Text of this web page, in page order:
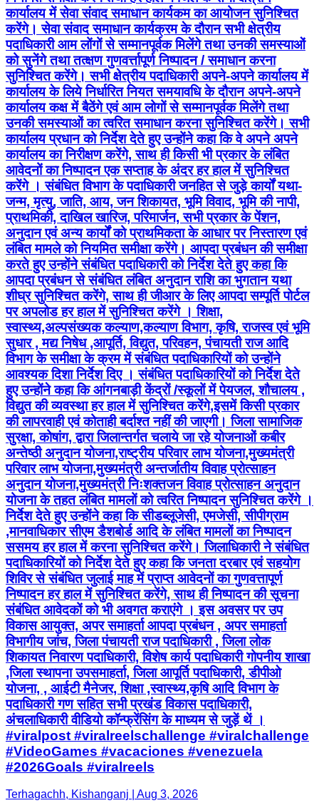
कार्यालय में सेवा संवाद समाधान कार्यकम का आयोजन सुनिश्चित
करेंगे। सेवा संवाद समाधान कार्यक्रम के दौरान सभी क्षेत्रीय
पदाधिकारी आम लोंगों से सम्मानपूर्वक मिलेंगे तथा उनकी समस्याओं
को सुनेंगे तथा तत्क्षण गुणवर्त्तापूर्ण निष्पादन / समाधान करना
सुनिश्चित करेंगे। सभी क्षेत्रीय पदाधिकारी अपने-अपने कार्यालय में
कार्यालय के लिये निर्धारित नियत समयावधि के दौरान अपने-अपने
कार्यालय कक्ष में बैठेंगे एवं आम लोगों से सम्मानपूर्वक मिलेंगे तथा
उनकी समस्याओं का त्वरित समाधान करना सुनिश्चित करेंगे। सभी
कार्यालय प्रधान को निर्देश देते हुए उन्होंने कहा कि वे अपने अपने
कार्यालय का निरीक्षण करेंगे, साथ ही किसी भी प्रकार के लंबित
आवेदनों का निष्पादन एक सप्ताह के अंदर हर हाल में सुनिश्चित
करेंगे । संबंधित विभाग के पदाधिकारी जनहित से जुड़े कार्यों यथा-
जन्म, मृत्यु, जाति, आय, जन शिकायत, भूमि विवाद, भूमि की नापी,
प्राथमिकी, दाखिल खारिज, परिमार्जन, सभी प्रकार के पेंशन,
अनुदान एवं अन्य कार्यों को प्राथमिकता के आधार पर निस्तारण एवं
लंबित मामले को नियमित समीक्षा करेंगे। आपदा प्रबंधन की समीक्षा
करते हुए उन्होंने संबंधित पदाधिकारी को निर्देश देते हुए कहा कि
आपदा प्रबंधन से संबंधित लंबित अनुदान राशि का भुगतान यथा
शीघ्र सुनिश्चित करेंगे, साथ ही जीआर के लिए आपदा सम्पूर्ति पोर्टल
पर अपलोड हर हाल में सुनिश्चित करेंगे । शिक्षा,
स्वास्थ्य,अल्पसंख्यक कल्याण,कल्याण विभाग, कृषि, राजस्व एवं भूमि
सुधार , मद्य निषेध ,आपूर्ति, विद्युत, परिवहन, पंचायती राज आदि
विभाग के समीक्षा के क्रम में संबंधित पदाधिकारियों को उन्होंने
आवश्यक दिशा निर्देश दिए । संबंधित पदाधिकारियों को निर्देश देते
हुए उन्होंने कहा कि आंगनबाड़ी केंद्रों /स्कूलों में पेयजल, शौचालय ,
विद्युत की व्यवस्था हर हाल में सुनिश्चित करेंगे,इसमें किसी प्रकार
की लापरवाही एवं कोताही बर्दाश्त नहीं की जाएगी। जिला सामाजिक
सुरक्षा, कोषांग, द्वारा जिलान्तर्गत चलाये जा रहे योजनाओं कबीर
अन्तेष्ठी अनुदान योजना,राष्ट्रीय परिवार लाभ योजना,मुख्यमंत्री
परिवार लाभ योजना,मुख्यमंत्री अन्तर्जातीय विवाह प्रोत्साहन
अनुदान योजना,मुख्यमंत्री निःशक्तजन विवाह प्रोत्साहन अनुदान
योजना के तहत लंबित मामलों को त्वरित निष्पादन सुनिश्चित करेंगे ।
निर्देश देते हुए उन्होंने कहा कि सीडब्लूजेसी, एमजेसी, सीपीग्राम
,मानवाधिकार सीएम डैशबोर्ड आदि के लंबित मामलों का निष्पादन
ससमय हर हाल में करना सुनिश्चित करेंगे। जिलाधिकारी ने संबंधित
पदाधिकारियों को निर्देश देते हुए कहा कि जनता दरबार एवं सहयोग
शिविर से संबंधित जुलाई माह में प्राप्त आवेदनों का गुणवत्तापूर्ण
निष्पादन हर हाल में सुनिश्चित करेंगे, साथ ही निष्पादन की सूचना
संबंधित आवेदकों को भी अवगत कराएंगे । इस अवसर पर उप
विकास आयुक्त, अपर समाहर्ता आपदा प्रबंधन , अपर समाहर्ता
विभागीय जांच, जिला पंचायती राज पदाधिकारी , जिला लोक
शिकायत निवारण पदाधिकारी, विशेष कार्य पदाधिकारी गोपनीय शाखा
,जिला स्थापना उपसमाहर्ता, जिला आपूर्ति पदाधिकारी, डीपीओ
योजना, , आईटी मैनेजर, शिक्षा ,स्वास्थ्य,कृषि आदि विभाग के
पदाधिकारी गण सहित सभी प्रखंड विकास पदाधिकारी,
अंचलाधिकारी वीडियो कॉन्फ्रेंसिंग के माध्यम से जुड़ें थें ।
#viralpost #viralreelschallenge #viralchallenge
#VideoGames #vacaciones #venezuela
#2026Goals #viralreels
Terhagachh, Kishanganj | Aug 3, 2026